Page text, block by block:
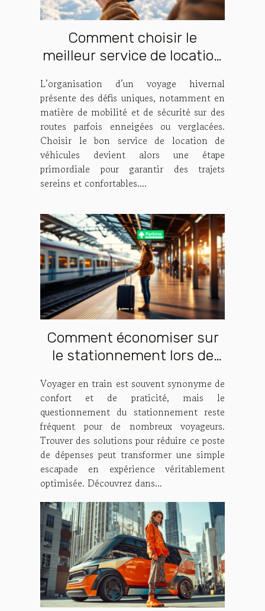
Comment choisir le
meilleur service de location
voyages hivernaux ?
L’organisation d’un voyage hivernal
présente des défis uniques, notamment en
matière de mobilité et de sécurité sur des
routes parfois enneigées ou verglacées.
Choisir le bon service de location de
véhicules devient alors une étape
primordiale pour garantir des trajets
sereins et confortables....
Comment économiser sur
le stationnement lors de
Voyager en train est souvent synonyme de
confort et de praticité, mais le
questionnement du stationnement reste
fréquent pour de nombreux voyageurs.
Trouver des solutions pour réduire ce poste
de dépenses peut transformer une simple
escapade en expérience véritablement
optimisée. Découvrez dans...